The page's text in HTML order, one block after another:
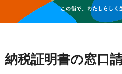
納税証明書の窓口